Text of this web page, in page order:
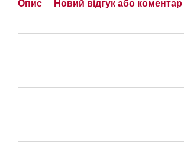
Опис Новий відгук або коментар